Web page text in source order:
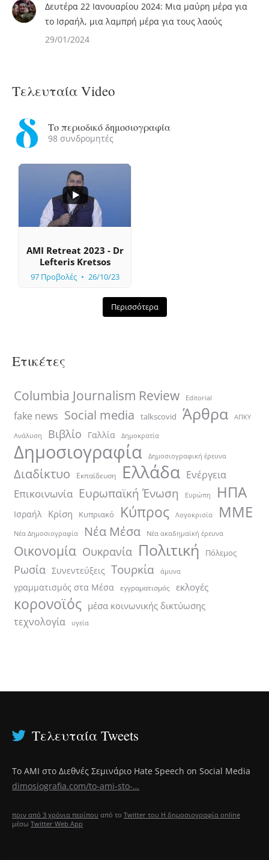
Δευτέρα 22 Ιανουαρίου 2024: Μια μαύρη μέρα για
το Ισραήλ, μια λαμπρή μέρα για τους λαούς
29/01/2024
Τελευταία Video
Το περιοδικό δημοσιογραφία
98 συνδρομητές
0
AMI Retreat 2023 - Dr
Lefteris Kretsos
97 Προβολές 26/10/23
Περισσότερα
Ετικέτες
Columbia Journalism Review Editorial
fake news Social media talkscovid Άρθρα ΑΠΚΥ
Ανάλυση Βιβλίο Γαλλία Δημοκρατία
Δημοσιογραφία Δημοσιογραφική έρευνα
Διαδίκτυο Εκπαίδευση Ελλάδα Ενέργεια
Επικοινωνία Ευρωπαϊκή Ένωση Ευρώπη ΗΠΑ
Ισραήλ Κρίση Κυπριακό Κύπρος Λογοκρισία ΜΜΕ
Νέα Δημοσιογραφία Νέα Μέσα Νέα ακαδημαϊκή έρευνα
Οικονομία Ουκρανία Πολιτική Πόλεμος
Ρωσία Συνεντεύξεις Τουρκία άμυνα
γραμματισμός στα Μέσα εγγραματισμός εκλογές
κορονοϊός μέσα κοινωνικής δικτύωσης
τεχνολογία υγεία
Τελευταία Tweets
Το ΑΜΙ στο Διεθνές Σεμινάριο Hate Speech on Social Media
dimosiografia.com/to-ami-sto-…
πριν από 3 χρόνια περίπου από το Twitter του Η δημοσιογραφία online
μέσω Twitter Web App